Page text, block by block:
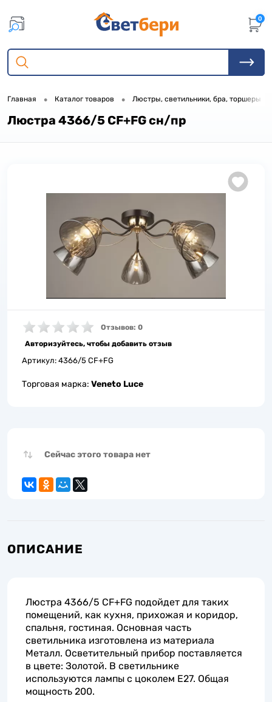
0
Главная • Каталог товаров • Люстры, светильники, бра, торшеры
Люстра 4366/5 CF+FG сн/пр
Отзывов: 0
Авторизуйтесь, чтобы добавить отзыв
Артикул: 4366/5 CF+FG
Торговая марка: Veneto Luce
Сейчас этого товара нет
ОПИСАНИЕ
Люстра 4366/5 CF+FG подойдет для таких
помещений, как кухня, прихожая и коридор,
спальня, гостиная. Основная часть
светильника изготовлена из материала
Металл. Осветительный прибор поставляется
в цвете: Золотой. В светильнике
используются лампы с цоколем E27. Общая
мощность 200.